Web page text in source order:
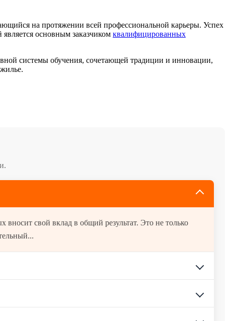
на протяжении всей профессиональной карьеры. Успех
основным заказчиком квалифицированных
системы обучения, сочетающей традиции и инновации,
вносит свой вклад в общий результат. Это не только